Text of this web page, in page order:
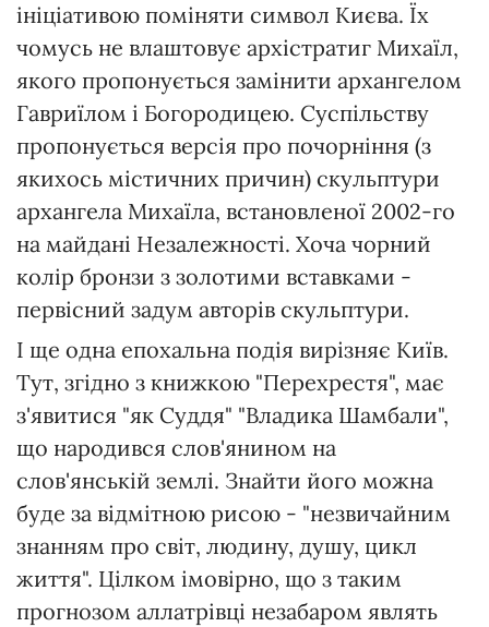
ініціативою поміняти символ Києва. Їх
чомусь не влаштовує архістратиг Михаїл,
якого пропонується замінити архангелом
Гавриїлом і Богородицею. Суспільству
пропонується версія про почорніння (з
якихось містичних причин) скульптури
архангела Михаїла, встановленої 2002-го
на майдані Незалежності. Хоча чорний
колір бронзи з золотими вставками -
первісний задум авторів скульптури.
І ще одна епохальна подія вирізняє Київ.
Тут, згідно з книжкою "Перехрестя", має
з'явитися "як Суддя" "Владика Шамбали",
що народився слов'янином на
слов'янській землі. Знайти його можна
буде за відмітною рисою - "незвичайним
знанням про світ, людину, душу, цикл
життя". Цілком імовірно, що з таким
прогнозом аллатрівці незабаром являть